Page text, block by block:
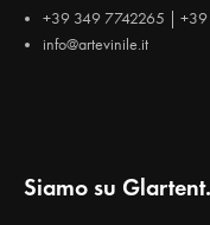
+39 349 7742265 |
info@artevinile.it
Siamo su